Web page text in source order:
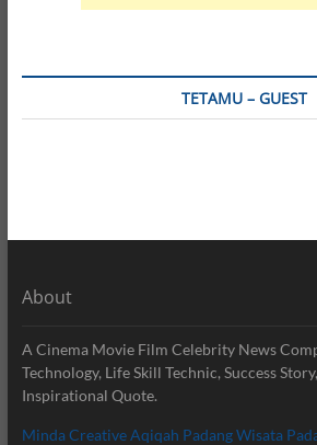
TETAMU – GUEST
About
A Cinema Movie Film Celebrity News
Technology, Life Skill Technic, Success
Inspirational Quote.
Minda CreativeAqiqah PadangWisata